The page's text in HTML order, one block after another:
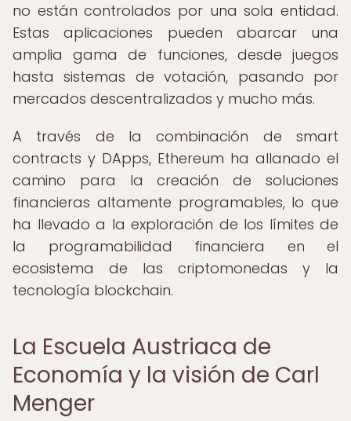
no están controlados por una sola entidad.
Estas aplicaciones pueden abarcar una
amplia gama de funciones, desde juegos
hasta sistemas de votación, pasando por
mercados descentralizados y mucho más.
A través de la combinación de smart
contracts y DApps, Ethereum ha allanado el
camino para la creación de soluciones
financieras altamente programables, lo que
ha llevado a la exploración de los límites de
la programabilidad financiera en el
ecosistema de las criptomonedas y la
tecnología blockchain.
La Escuela Austriaca de
Economía y la visión de Carl
Menger